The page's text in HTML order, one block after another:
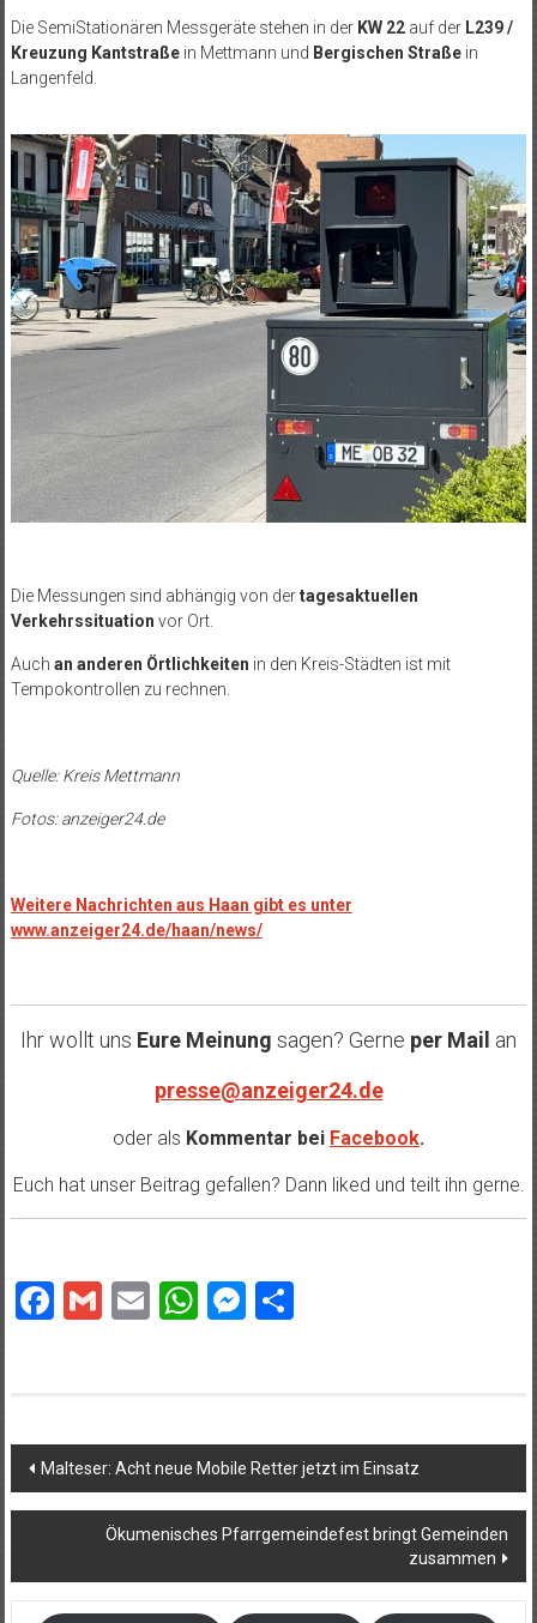
Die SemiStationären Messgeräte stehen in der KW 22 auf der L239 /
Kreuzung Kantstraße in Mettmann und Bergischen Straße in
Langenfeld.
Die Messungen sind abhängig von dertagesaktuellen
Verkehrssituation vor Ort.
Auch an anderen Örtlichkeiten in den Kreis-Städten ist mit
Tempokontrollen zu rechnen.
Quelle: Kreis Mettmann
Fotos: anzeiger24.de
Weitere Nachrichten aus Haan gibt es unter
www.anzeiger24.de/haan/news/
Ihr wollt uns Eure Meinung sagen? Gerne per Mail an
presse@anzeiger24.de
oder als Kommentar bei Facebook.
Euch hat unser Beitrag gefallen? Dann liked und teilt ihn gerne.
Facebook
GmailEmailWhatsApp
Messenger
Beitragsnavigation
Malteser: Acht neue Mobile Retter jetzt im Einsatz
Ökumenisches Pfarrgemeindefest bringt Gemeinden
zusammen